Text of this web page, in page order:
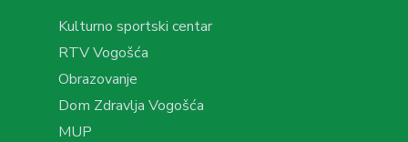
Kulturno sportski centar
RTV Vogošća
Obrazovanje
Dom Zdravlja Vogošća
MUP